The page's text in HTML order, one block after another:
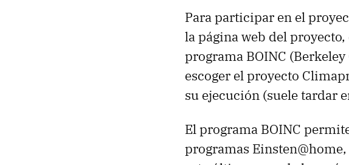
Para participar en el
la página web del
programa BOINC
escoger el proyecto
su ejecución (suele tardar
El programa BOINC
programas